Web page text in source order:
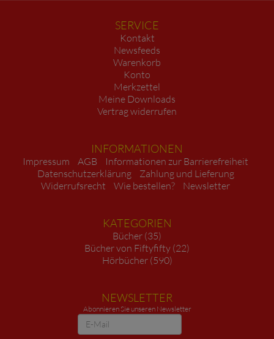
SERVICE
Kontakt
Newsfeeds
Warenkorb
Konto
Merkzettel
Meine Downloads
Vertrag widerrufen
INFORMATIONEN
Impressum AGB
Informationen zur Barrierefreiheit
Datenschutzerklärung
Zahlung und Lieferung
Widerrufsrecht
Wie bestellen? Newsletter
KATEGORIEN
Bücher (35)
Bücher von Fiftyfifty (22)
Hörbücher (590)
NEWSLETTER
Abonnieren Sie unseren Newsletter
Newsletter